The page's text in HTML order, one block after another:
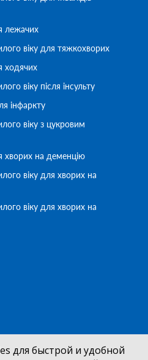
лежачих
віку для тяжкохворих
ходячих
віку після інсульту
інфаркту
віку з цукровим
хворих на деменцію
віку для хворих на
віку для хворих на
для быстрой и удобной